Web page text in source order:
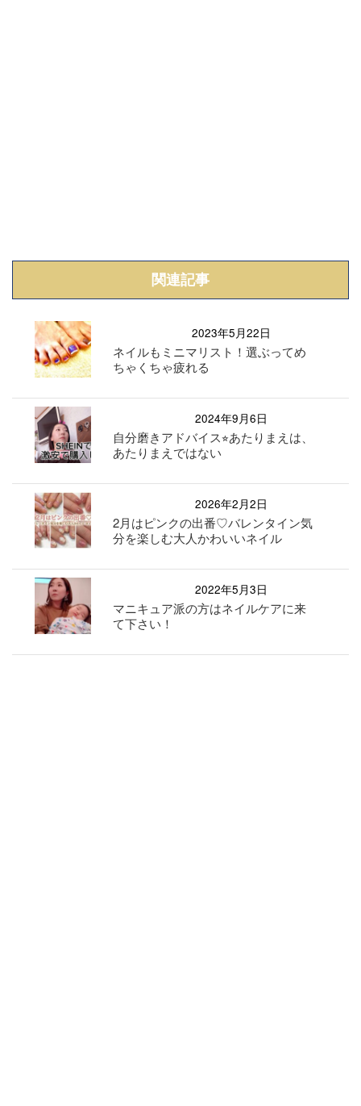
関連記事
2023年5月22日
ネイルもミニマリスト！選ぶってめ
ちゃくちゃ疲れる
2024年9月6日
自分磨きアドバイス⭐︎あたりまえは、
あたりまえではない
2026年2月2日
2月はピンクの出番♡バレンタイン気
分を楽しむ大人かわいいネイル
2022年5月3日
マニキュア派の方はネイルケアに来
て下さい！